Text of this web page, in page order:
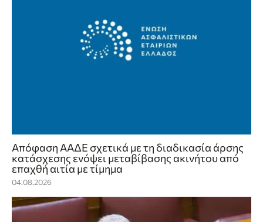
Απόφαση ΑΑΔΕ σχετικά με τη διαδικασία άρσης
κατάσχεσης ενόψει μεταβίβασης ακινήτου από
επαχθή αιτία με τίμημα
04.08.2026